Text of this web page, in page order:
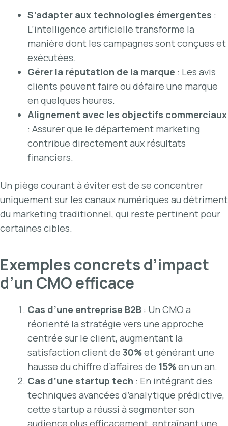
S’adapter aux technologies émergentes :
L’intelligence artificielle transforme la
manière dont les campagnes sont conçues et
exécutées.
Gérer la réputation de la marque : Les avis
clients peuvent faire ou défaire une marque
en quelques heures.
Alignement avec les objectifs commerciaux
: Assurer que le département marketing
contribue directement aux résultats
financiers.
Un piège courant à éviter est de se concentrer
uniquement sur les canaux numériques au détriment
du marketing traditionnel, qui reste pertinent pour
certaines cibles.
Exemples concrets d’impact
d’un CMO efficace
Cas d’une entreprise B2B : Un CMO a
réorienté la stratégie vers une approche
centrée sur le client, augmentant la
satisfaction client de 30%et générant une
hausse du chiffre d’affaires de 15%en un an.
Cas d’une startup tech : En intégrant des
techniques avancées d’analytique prédictive,
cette startup a réussi à segmenter son
audience plus efficacement, entraînant une